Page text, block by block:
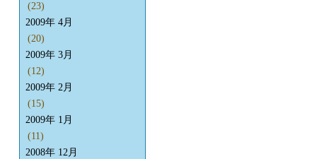
(23)
2009年 4月
(20)
2009年 3月
(12)
2009年 2月
(15)
2009年 1月
(11)
2008年 12月